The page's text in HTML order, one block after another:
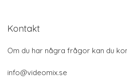
Kontakt
Om du har några frågor kan du
info@videomix.se